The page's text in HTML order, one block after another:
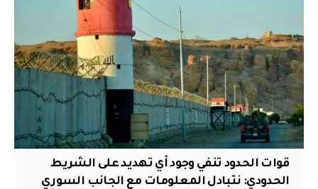
قوات الحدود تنفي وجود أي تهديد على الشريط
الحدودي: نتبادل المعلومات مع الجانب السوري